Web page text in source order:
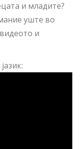
и младите?
уште во
и